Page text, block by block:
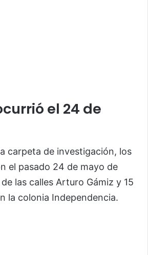
el 24 de
carpeta de investigación, los
el pasado 24 de mayo de
las calles Arturo Gámiz y 15
la colonia Independencia.